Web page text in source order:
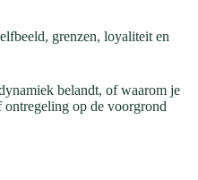
grenzen, loyaliteit en
belandt, of waarom je
ontregeling op de voorgrond